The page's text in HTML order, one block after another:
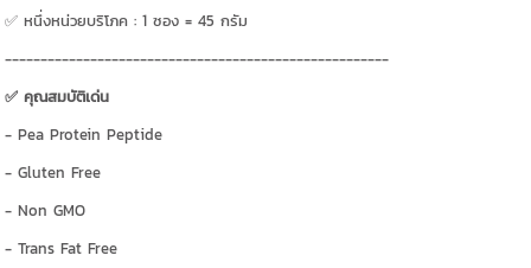
✅ หนึ่งหน่วยบริโภค : 1 ซอง = 45 กรัม
------------------------------------------------------
✅ คุณสมบัติเด่น
- Pea Protein Peptide
- Gluten Free
- Non GMO
- Trans Fat Free